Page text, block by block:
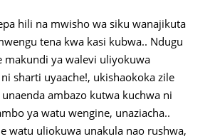
hili na mwisho wa siku wanajikuta
tena kwa kasi kubwa.. Ndugu
makundi ya walevi uliyokuwa
sharti uyaache!, ukishaokoka zile
ambazo kutwa kuchwa ni
ya watu wengine, unaziacha..
watu uliokuwa unakula nao rushwa,